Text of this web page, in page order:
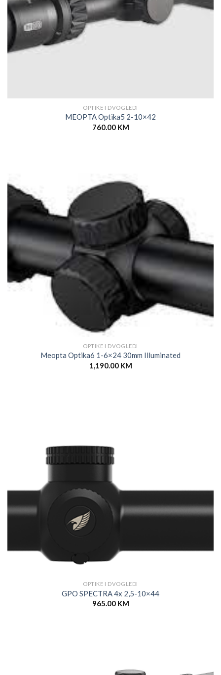
OPTIKE I DVOGLEDI
MEOPTA Optika5 2-10×42
760.00 KM
OPTIKE I DVOGLEDI
Meopta Optika6 1-6×24 30mm Illuminated
1,190.00 KM
OPTIKE I DVOGLEDI
GPO SPECTRA 4x 2,5-10×44
965.00 KM